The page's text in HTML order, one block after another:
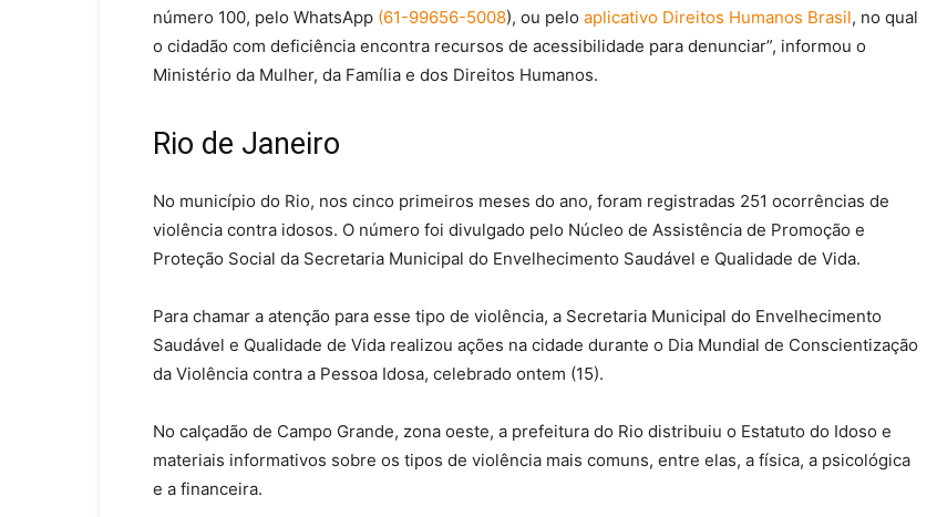
número 100, pelo WhatsApp (61-99656-5008), ou pelo aplicativo Direitos Humanos Brasil, no qual
o cidadão com deficiência encontra recursos de acessibilidade para denunciar”, informou o
Ministério da Mulher, da Família e dos Direitos Humanos.
Rio de Janeiro
No município do Rio, nos cinco primeiros meses do ano, foram registradas 251 ocorrências de
violência contra idosos. O número foi divulgado pelo Núcleo de Assistência de Promoção e
Proteção Social da Secretaria Municipal do Envelhecimento Saudável e Qualidade de Vida.
Para chamar a atenção para esse tipo de violência, a Secretaria Municipal do Envelhecimento
Saudável e Qualidade de Vida realizou ações na cidade durante o Dia Mundial de Conscientização
da Violência contra a Pessoa Idosa, celebrado ontem (15).
No calçadão de Campo Grande, zona oeste, a prefeitura do Rio distribuiu o Estatuto do Idoso e
materiais informativos sobre os tipos de violência mais comuns, entre elas, a física, a psicológica
e a financeira.